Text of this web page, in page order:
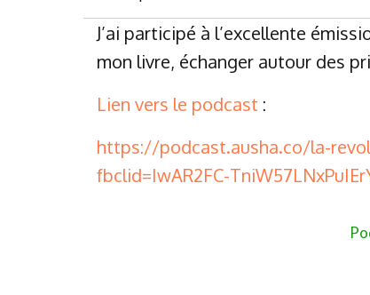
navigation
J’ai participé à l’excellente
mon livre, échanger autour des
Lien vers le podcast :
https://podcast.ausha.co/la-
fbclid=IwAR2FC-